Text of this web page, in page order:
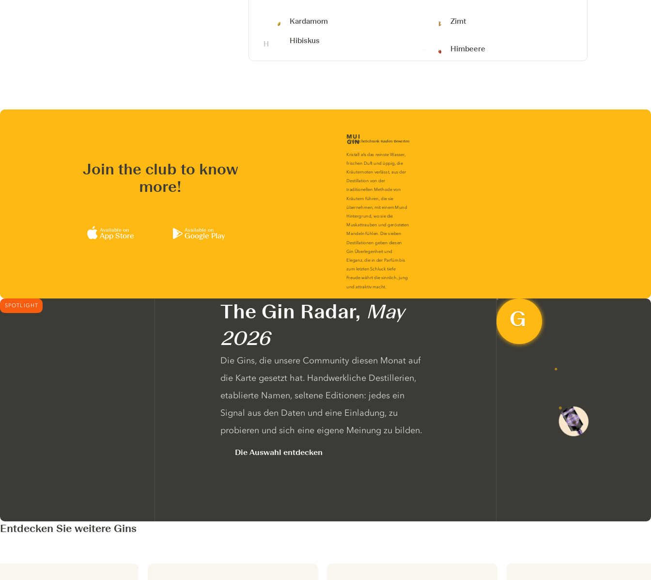
Kardamom Zimt
Hibiskus
Himbeere
Join the club to know
more!
Available on
App Store
Available on
Google Play
SPOTLIGHT The Gin Radar, May
2026
Die Gins, die unsere Community diesen Monat auf
die Karte gesetzt hat. Handwerkliche Destillerien,
etablierte Namen, seltene Editionen: jedes ein
Signal aus den Daten und eine Einladung, zu
probieren und sich eine eigene Meinung zu bilden.
Die Auswahl entdecken
Entdecken Sie weitere Gins